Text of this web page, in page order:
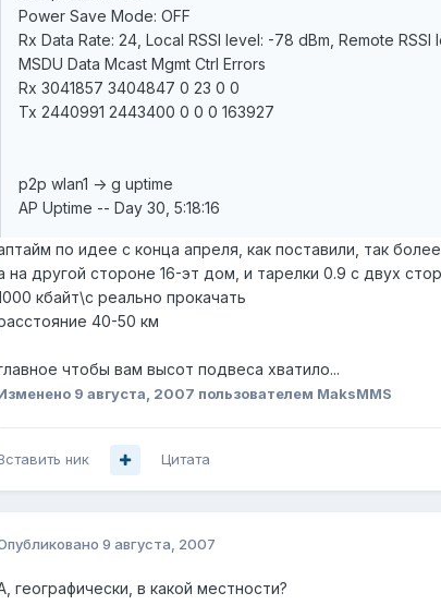
Power Save Mode: OFF
Rx Data Rate: 24, Local RSSI level: -78 dBm, Remote RSSI
MSDU Data Mcast Mgmt Ctrl Errors
Rx 3041857 3404847 0 23 0 0
Tx 2440991 2443400 0 0 0 163927
p2p wlan1 -> g uptime
AP Uptime -- Day 30, 5:18:16
по идее с конца апреля, как поставили, так
на другой стороне 16-эт дом, и тарелки 0.9 с двух
кбайт\с реально прокачать
40-50 км
чтобы вам высот подвеса хватило...
9 августа, 2007 пользователем MaksMMS
ник Цитата
9 августа, 2007
географически, в какой местности?